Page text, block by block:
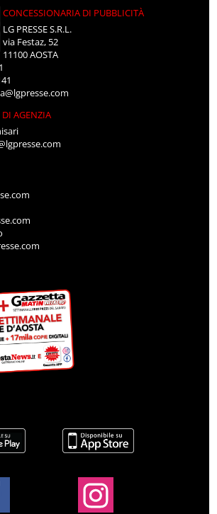
CONCESSIONARIA DI PUBBLICITÀ
LG PRESSE S.R.L.
via Festaz, 52
11100 AOSTA
DI AGENZIA